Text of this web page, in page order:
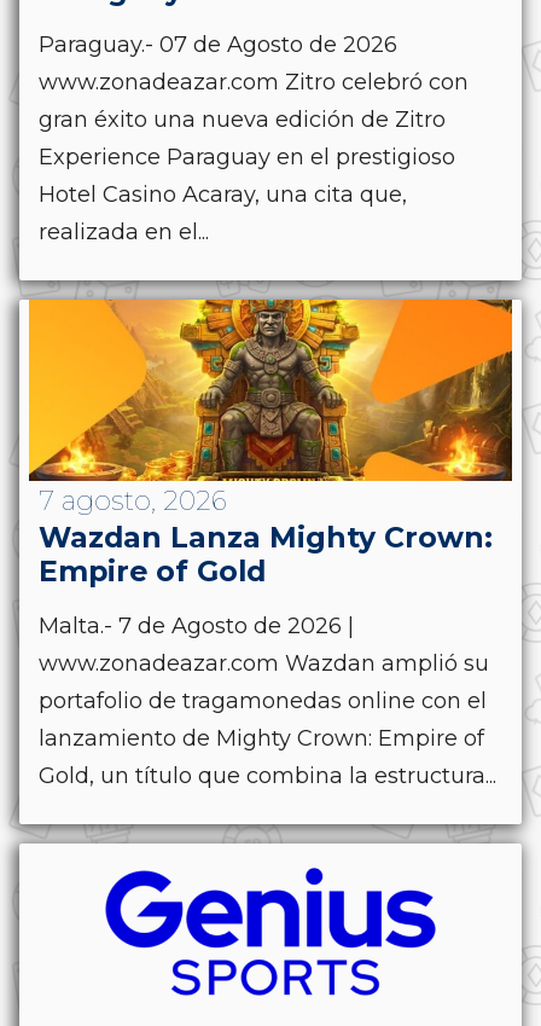
Paraguay.- 07 de Agosto de 2026
www.zonadeazar.com Zitro celebró con
gran éxito una nueva edición de Zitro
Experience Paraguay en el prestigioso
Hotel Casino Acaray, una cita que,
realizada en el...
7 agosto, 2026
Wazdan Lanza Mighty Crown:
Empire of Gold
Malta.- 7 de Agosto de 2026 |
www.zonadeazar.com Wazdan amplió su
portafolio de tragamonedas online con el
lanzamiento de Mighty Crown: Empire of
Gold, un título que combina la estructura...